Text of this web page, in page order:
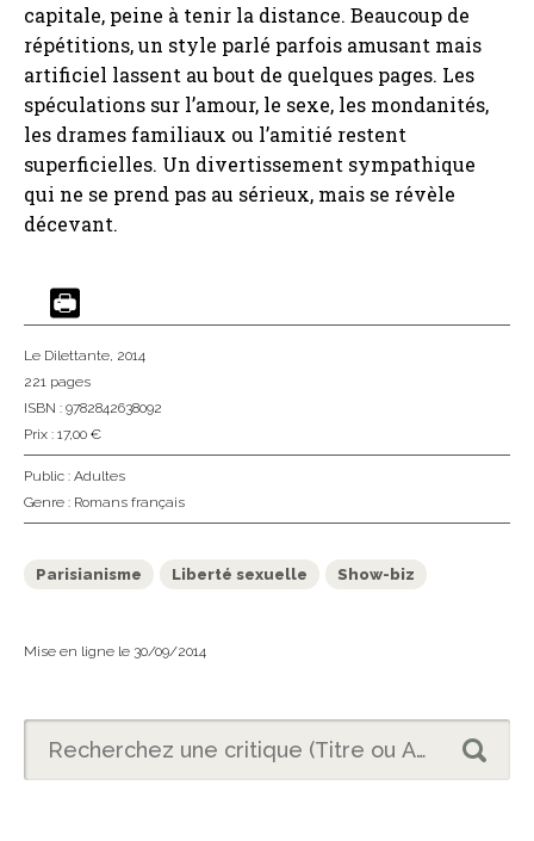
capitale, peine à tenir la distance. Beaucoup de
répétitions, un style parlé parfois amusant mais
artificiel lassent au bout de quelques pages. Les
spéculations sur l’amour, le sexe, les mondanités,
les drames familiaux ou l’amitié restent
superficielles. Un divertissement sympathique
qui ne se prend pas au sérieux, mais se révèle
décevant.
Le Dilettante, 2014
221 pages
ISBN : 9782842638092
Prix : 17,00 €
Public : Adultes
Genre : Romans français
Parisianisme Liberté sexuelle Show-biz
Mise en ligne le 30/09/2014